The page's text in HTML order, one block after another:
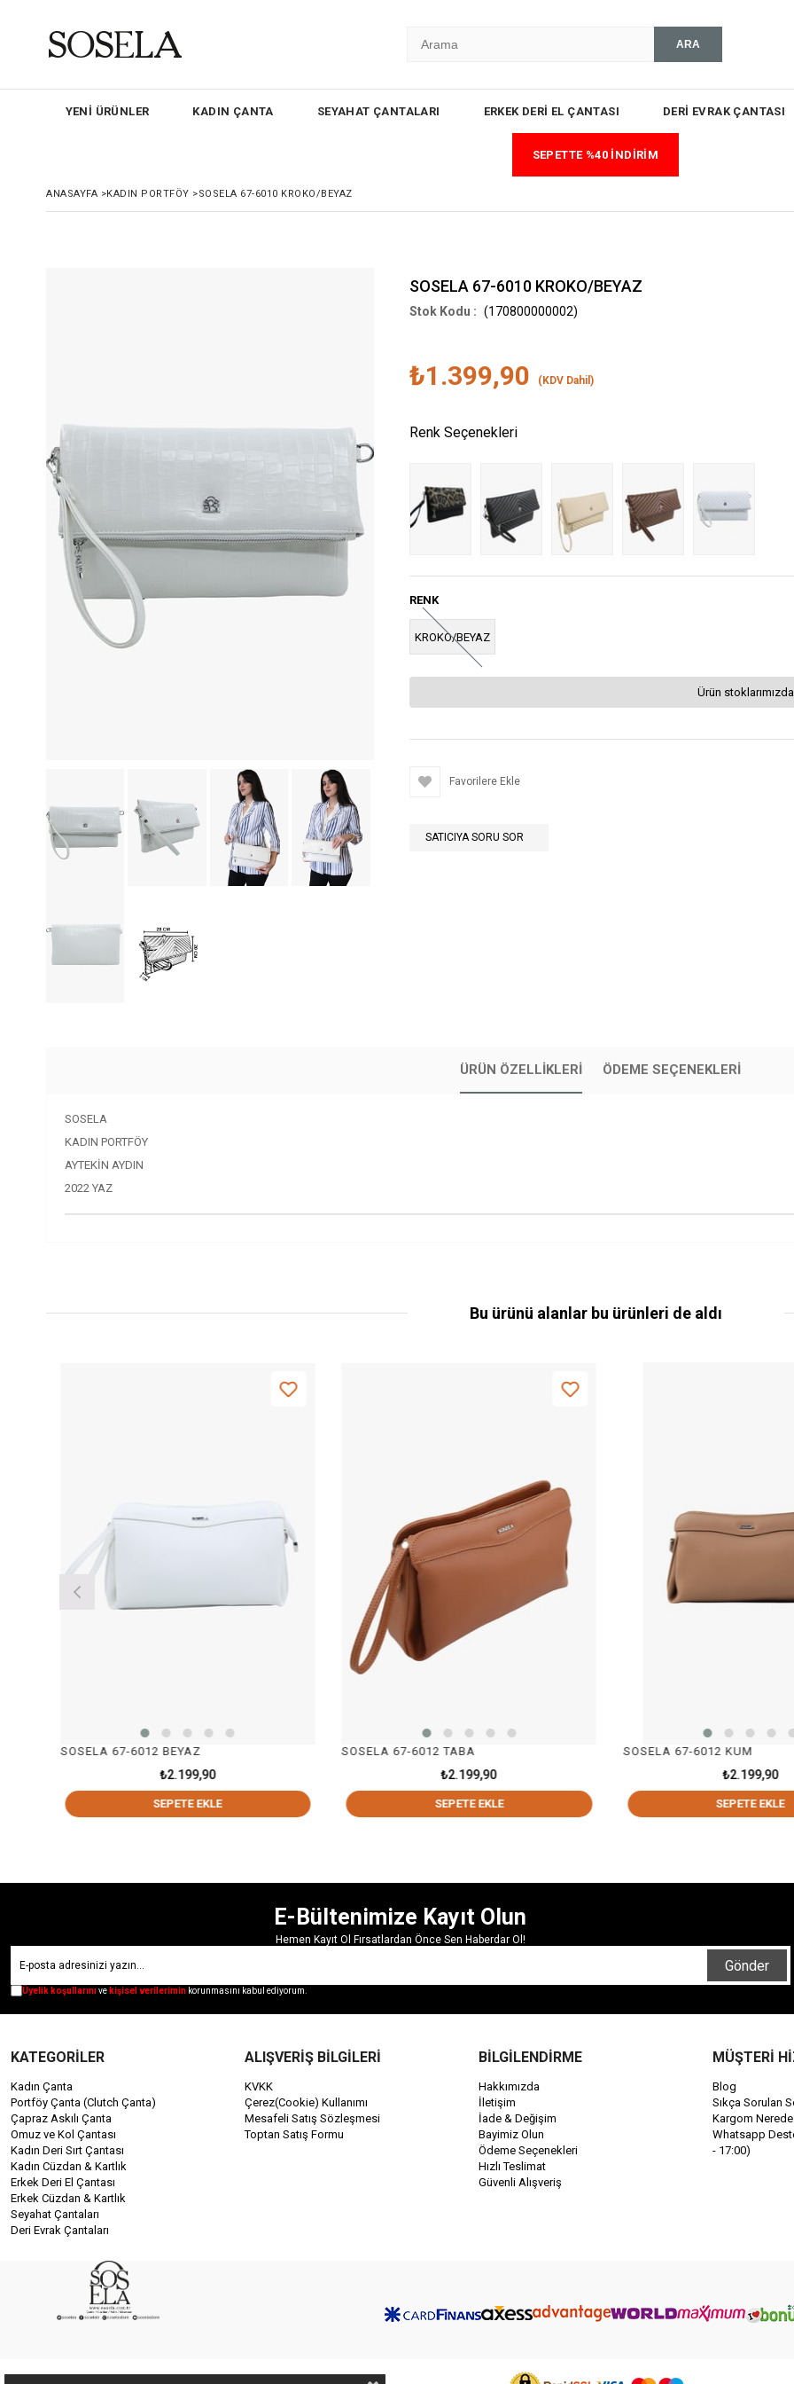
YENİ ÜRÜNLER KADIN ÇANTA SEYAHAT ÇANTALARI ERKEK DERİ EL ÇANTASI DERİ EVRAK ÇANTASI
SEPETTE %40 İNDİRİM
ANASAYFA >KADIN PORTFÖY >SOSELA 67-6010 KROKO/BEYAZ
SOSELA 67-6010 KROKO/BEYAZ
(170800000002)
₺1.399,90 (KDV Dahil)
Renk Seçenekleri
RENK
KROKO/BEYAZ
Ürün
Favorilere Ekle
SATICIYA SORU SOR
ÜRÜN ÖZELLIKLERI ÖDEME SEÇENEKLERI
SOSELA
KADIN PORTFÖY
AYTEKİN AYDIN
2022 YAZ
Bu ürünü alanlar bu ürünleri de aldı
SOSELA 67-6012 BEYAZ
₺2.199,90
SEPETE EKLE
SOSELA 67-6012 TABA
₺2.199,90
SEPETE EKLE
SOSELA 67-6012 KUM
₺2.199,90
SEPETE EKLE
E-Bültenimize Kayıt Olun
Hemen Kayıt Ol Fırsatlardan Önce Sen Haberdar Ol!
Gönder
Üyelik koşullarınıve kişisel verilerimin korunmasını kabul ediyorum.
KATEGORİLER
Kadın Çanta
Portföy Çanta (Clutch Çanta)
Çapraz Askılı Çanta
Omuz ve Kol Çantası
Kadın Deri Sırt Çantası
Kadın Cüzdan & Kartlık
Erkek Deri El Çantası
Erkek Cüzdan & Kartlık
Seyahat Çantaları
Deri Evrak Çantaları
ALIŞVERİŞ BİLGİLERİ
KVKK
Çerez(Cookie) Kullanımı
Mesafeli Satış Sözleşmesi
Toptan Satış Formu
BİLGİLENDİRME
Hakkımızda
İletişim
İade & Değişim
Bayimiz Olun
Ödeme Seçenekleri
Hızlı Teslimat
Güvenli Alışveriş
MÜŞTERİ
Blog
Sıkça Sorulan
Kargom
Whatsapp
- 17:00)